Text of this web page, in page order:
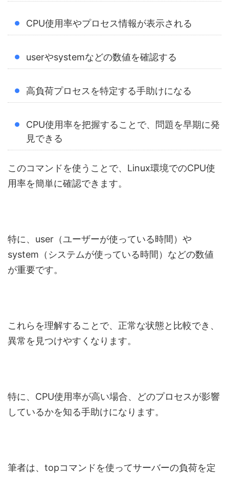
CPU使用率やプロセス情報が表示される
userやsystemなどの数値を確認する
高負荷プロセスを特定する手助けになる
CPU使用率を把握することで、問題を早期に発
見できる
このコマンドを使うことで、Linux環境でのCPU使
用率を簡単に確認できます。
特に、user（ユーザーが使っている時間）や
system（システムが使っている時間）などの数値
が重要です。
これらを理解することで、正常な状態と比較でき、
異常を見つけやすくなります。
特に、CPU使用率が高い場合、どのプロセスが影響
しているかを知る手助けになります。
筆者は、topコマンドを使ってサーバーの負荷を定